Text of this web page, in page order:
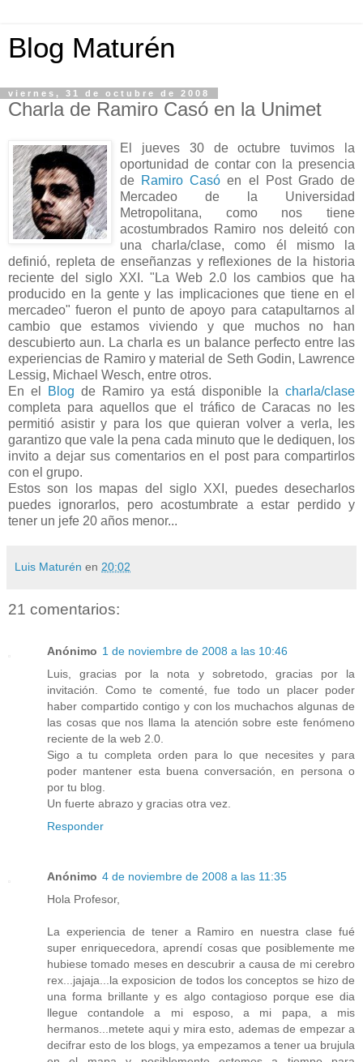
Blog Maturén
viernes, 31 de octubre de 2008
Charla de Ramiro Casó en la Unimet
El jueves 30 de octubre tuvimos la
oportunidad de contar con la presencia
de Ramiro Casóen el Post Grado de
Mercadeo de la Universidad
Metropolitana, como nos tiene
acostumbrados Ramiro nos deleitó con
una charla/clase, como él mismo la
definió, repleta de enseñanzas y reflexiones de la historia
reciente del siglo XXI. "La Web 2.0 los cambios que ha
producido en la gente y las implicaciones que tiene en el
mercadeo" fueron el punto de apoyo para catapultarnos al
cambio que estamos viviendo y que muchos no han
descubierto aun. La charla es un balance perfecto entre las
experiencias de Ramiro y material de Seth Godin, Lawrence
Lessig, Michael Wesch, entre otros.
En el
Blog de Ramiro ya está disponible la charla/clase
completa para aquellos que el tráfico de Caracas no les
permitió asistir y para los que quieran volver a verla, les
garantizo que vale la pena cada minuto que le dediquen, los
invito a dejar sus comentarios en el post para compartirlos
con el grupo.
Estos son los mapas del siglo XXI, puedes desecharlos
puedes ignorarlos, pero acostumbrate a estar perdido y
tener un jefe 20 años menor...
Luis Maturén en 20:02
21 comentarios:
Anónimo 1 de noviembre de 2008 a las 10:46
Luis, gracias por la nota y sobretodo, gracias por la
invitación. Como te comenté, fue todo un placer poder
haber compartido contigo y con los muchachos algunas de
las cosas que nos llama la atención sobre este fenómeno
reciente de la web 2.0.
Sigo a tu completa orden para lo que necesites y para
poder mantener esta buena conversación, en persona o
por tu blog.
Un fuerte abrazo y gracias otra vez.
Responder
Anónimo 4 de noviembre de 2008 a las 11:35
Hola Profesor,
La experiencia de tener a Ramiro en nuestra clase fué
super enriquecedora, aprendí cosas que posiblemente me
hubiese tomado meses en descubrir a causa de mi cerebro
rex...jajaja...la exposicion de todos los conceptos se hizo de
una forma brillante y es algo contagioso porque ese dia
llegue contandole a mi esposo, a mi papa, a mis
hermanos...metete aqui y mira esto, ademas de empezar a
decifrar esto de los blogs, ya empezamos a tener ua brujula